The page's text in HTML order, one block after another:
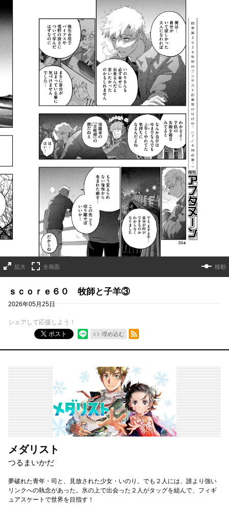
拡大 全画面 移動
ｓｃｏｒｅ６０ 牧師と子羊③
2026年05月25日
シェアして応援しよう！
ポスト
埋め込む
RSSフィード
メダリスト
つるまいかだ
夢破れた青年・司と、見放された少女・いのり。でも２人には、誰より強い
リンクへの執念があった。氷の上で出会った２人がタッグを組んで、フィギ
ュアスケートで世界を目指す！